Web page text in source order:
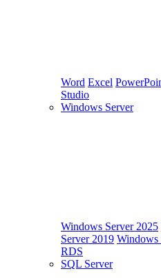
Word Excel
Studio
Windows Server
Windows Server 2025
Server 2019 Windows
RDS
SQL Server